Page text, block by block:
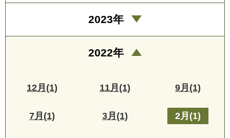
2023年
2022年
12月(1) 11月(1) 9月(1)
7月(1) 3月(1) 2月(1)